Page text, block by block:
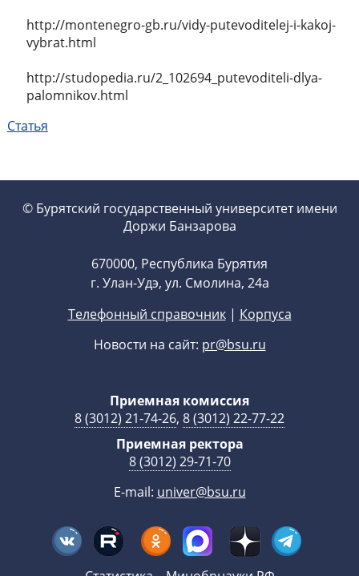
http://montenegro-gb.ru/vidy-putevoditelej-i-kakoj-
vybrat.html
http://studopedia.ru/2_102694_putevoditeli-dlya-
palomnikov.html
Статья
© Бурятский государственный университет имени
Доржи Банзарова
670000, Республика Бурятия
г. Улан-Удэ, ул. Смолина, 24а
Телефонный справочник| Корпуса
Новости на сайт: pr@bsu.ru
Приемная комиссия
8 (3012) 21-74-26, 8 (3012) 22-77-22
Приемная ректора
8 (3012) 29-71-70
E-mail: univer@bsu.ru